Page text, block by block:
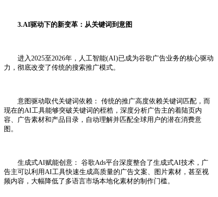
3.AI驱动下的新变革：从关键词到意图
进入2025至2026年，人工智能(AI)已成为谷歌广告业务的核心驱动
力，彻底改变了传统的搜索推广模式。
意图驱动取代关键词依赖： 传统的推广高度依赖关键词匹配，而
现在的AI工具能够突破关键词的桎梏，深度分析广告主的着陆页内
容、广告素材和产品目录，自动理解并匹配全球用户的潜在消费意
图。
生成式AI赋能创意： 谷歌Ads平台深度整合了生成式AI技术，广
告主可以利用AI工具快速生成高质量的广告文案、图片素材，甚至视
频内容，大幅降低了多语言市场本地化素材的制作门槛。